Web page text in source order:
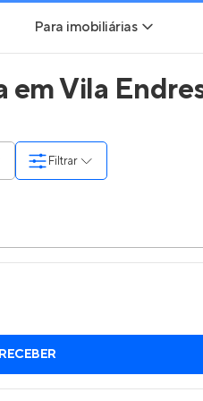
de Clientes
Para imobiliárias
Leads para Imobiliárias
Anunciar imóveis
Vila
Filtrar